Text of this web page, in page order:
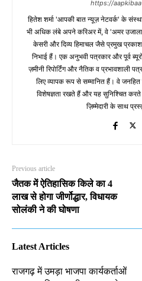
https://
हितेश शर्मा 'आपकी बात न्यूज़ नेटवर्क' के
भी अधिक लंबे अपने करिअर में, वे 'अमर
केसरी और दिव्य हिमाचल जैसे प्रमुख
निभाई हैं। एक अनुभवी पत्रकार और पूर्व
ज़मीनी रिपोर्टिंग और नैतिक व प्रभावशाली
लिए व्यापक रूप से सम्मानित हैं। वे जनहित
विशेषज्ञता रखते हैं और यह सुनिश्चित करते
ज़िम्मेदारी के साथ
Previous article
जैतक में ऐतिहासिक किले का 4
लाख से होगा जीर्णोद्धार, विधायक
सोलंकी ने की घोषणा
Latest Articles
राजगढ़ में उमड़ा भाजपा कार्यकर्ताओं